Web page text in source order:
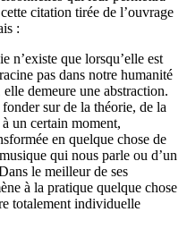
citation tirée de l’ouvrage
:
n’existe que lorsqu’elle est
pas dans notre humanité
demeure une abstraction.
sur de la théorie, de la
un certain moment,
en quelque chose de
qui nous parle ou d’un
le meilleur de ses
à la pratique quelque chose
totalement individuelle